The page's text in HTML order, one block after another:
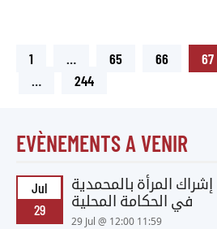
1 … 65 66 67
…
244
EVÈNEMENTS A VENIR
Jul
29
المرأة بالمحمدية
في الحكامة المحلية
29 Jul @ 12:00 11:59